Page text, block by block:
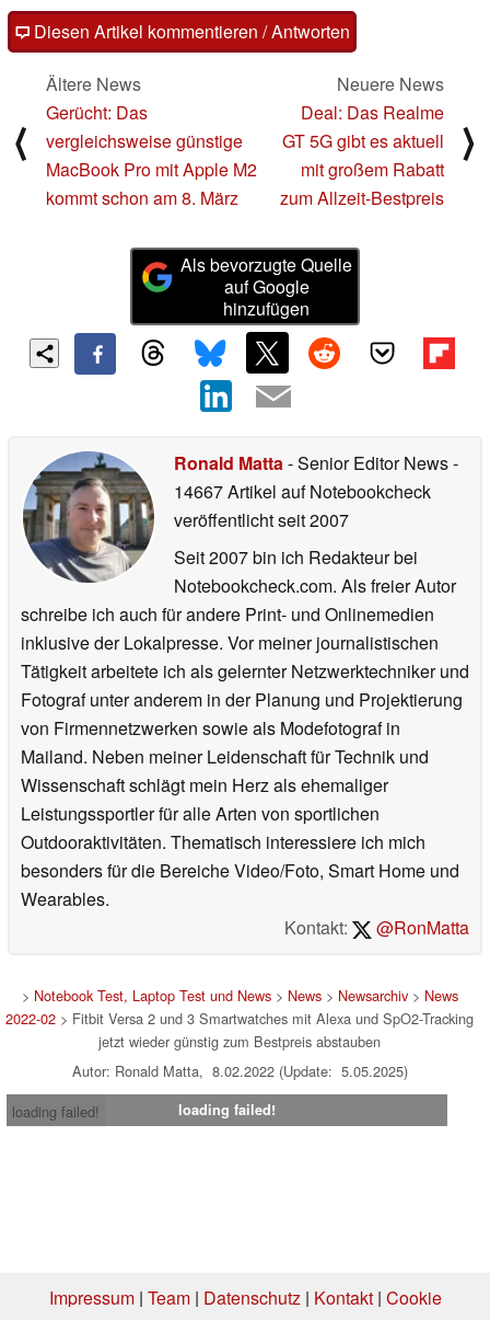
Diesen Artikel kommentieren / Antworten
⟨
Ältere News
Gerücht: Das
vergleichsweise günstige
MacBook Pro mit Apple M2
kommt schon am 8. März
Neuere News
Deal: Das Realme
GT 5G gibt es aktuell
mit großem Rabatt
zum Allzeit-Bestpreis
⟩
Als bevorzugte Quelle
auf Google
hinzufügen
Ronald Matta- Senior Editor News-
14667 Artikel auf Notebookcheck
veröffentlichtseit 2007
Seit 2007 bin ich Redakteur bei
Notebookcheck.com. Als freier Autor
schreibe ich auch für andere Print- und Onlinemedien
inklusive der Lokalpresse. Vor meiner journalistischen
Tätigkeit arbeitete ich als gelernter Netzwerktechniker und
Fotograf unter anderem in der Planung und Projektierung
von Firmennetzwerken sowie als Modefotograf in
Mailand. Neben meiner Leidenschaft für Technik und
Wissenschaft schlägt mein Herz als ehemaliger
Leistungssportler für alle Arten von sportlichen
Outdooraktivitäten. Thematisch interessiere ich mich
besonders für die Bereiche Video/Foto, Smart Home und
Wearables.
Kontakt:
@RonMatta
> Notebook Test, Laptop Test und News> News> Newsarchiv> News
2022-02 > Fitbit Versa 2 und 3 Smartwatches mit Alexa und SpO2-Tracking
jetzt wieder günstig zum Bestpreis abstauben
Autor: Ronald Matta, 8.02.2022 (Update: 5.05.2025)
loading failed!
loading failed!
Impressum| Team| Datenschutz| Kontakt| Cookie